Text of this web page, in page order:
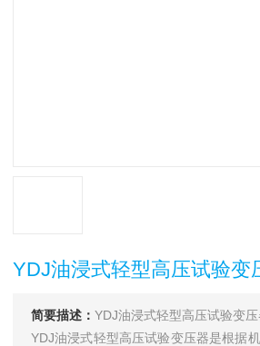
YDJ油浸式轻型高压试验变
简要描述： YDJ油浸式轻型高压试验变
YDJ油浸式轻型高压试验变压器是根据